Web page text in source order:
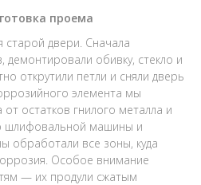
проема
старой двери. Сначала
демонтировали обивку, стекло и
открутили петли и сняли дверь
элемента мы
остатков гнилого металла и
шлифовальной машины и
обработали все зоны, куда
Особое внимание
— их продули сжатым